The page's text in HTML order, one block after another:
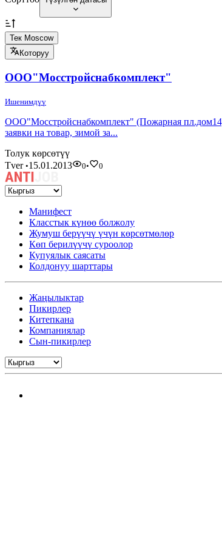
Тек Moscow
Которуу
ООО"Мосстройснабкомплект"
Ишенимдүү
ООО"Мосстройснабкомплект" (Пожарная пл.дом14)
заявки на товар, зимой за...
Толук көрсөтүү
Tver •15.01.2013 0• 0
Манифест
Класстык күнөө болжолу
Жумуш берүүчү үчүн көрсөтмөлөр
Көп берилүүчү суроолор
Купуялык саясаты
Колдонуу шарттары
Жаңылыктар
Пикирлер
Китепкана
Компаниялар
Сын-пикирлер